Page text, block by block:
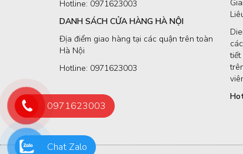
Hotline: 0971623003
DANH SÁCH CỬA HÀNG HÀ NỘI
Địa điểm giao hàng tại các quận trên toàn
Hà Nội
Hotline: 0971623003
0971623003
Chat Zalo